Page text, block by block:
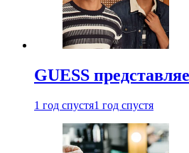
GUESS
1 год спустя1 год спустя